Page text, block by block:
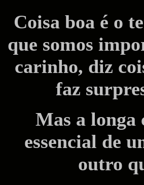
Coisa boa é o
que somos
carinho, diz
faz
Mas a longa
essencial de
outro